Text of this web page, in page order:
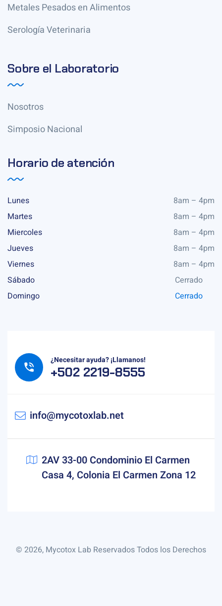
Metales Pesados en Alimentos
Serología Veterinaria
Sobre el Laboratorio
Nosotros
Simposio Nacional
Horario de atención
Lunes
8am – 4pm
Martes
8am – 4pm
Miercoles
8am – 4pm
Jueves
8am – 4pm
Viernes
8am – 4pm
Sábado
Cerrado
Domingo
Cerrado
¿Necesitar ayuda? ¡Llamanos!
+502 2219-8555
info@mycotoxlab.net
2AV 33-00 Condominio El Carmen
Casa 4, Colonia El Carmen Zona 12
© 2026, Mycotox Lab Reservados Todos los Derechos